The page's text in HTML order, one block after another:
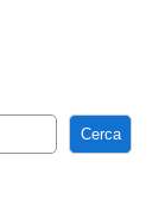
Cerca